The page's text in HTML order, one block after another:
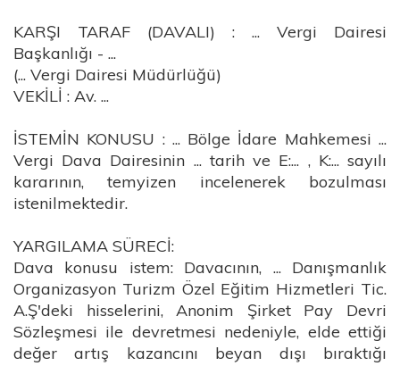
KARŞI TARAF (DAVALI) : ... Vergi Dairesi
Başkanlığı - ...
(... Vergi Dairesi Müdürlüğü)
VEKİLİ : Av. ...
İSTEMİN KONUSU : ... Bölge İdare Mahkemesi ...
Vergi Dava Dairesinin ... tarih ve E:... , K:... sayılı
kararının, temyizen incelenerek bozulması
istenilmektedir.
YARGILAMA SÜRECİ:
Dava konusu istem: Davacının, ... Danışmanlık
Organizasyon Turizm Özel Eğitim Hizmetleri Tic.
A.Ş'deki hisselerini, Anonim Şirket Pay Devri
Sözleşmesi ile devretmesi nedeniyle, elde ettiği
değer artış kazancını beyan dışı bıraktığı